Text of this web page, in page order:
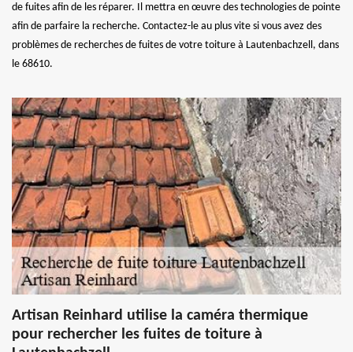
de fuites afin de les réparer. Il mettra en œuvre des technologies de pointe
afin de parfaire la recherche. Contactez-le au plus vite si vous avez des
problèmes de recherches de fuites de votre toiture à Lautenbachzell, dans
le 68610.
Artisan Reinhard utilise la caméra thermique
pour rechercher les fuites de toiture à